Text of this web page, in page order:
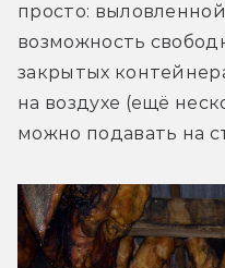
просто:
возможность
закрытых
на воздухе (ещё
можно подавать на